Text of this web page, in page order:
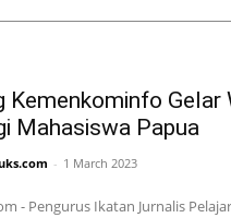
Kemenkominfo Gelar
Mahasiswa Papua
- 1 March 2023
- Pengurus Ikatan Jurnalis